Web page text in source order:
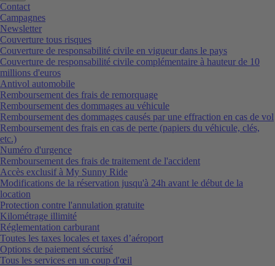
Contact
Campagnes
Newsletter
Couverture tous risques
Couverture de responsabilité civile en vigueur dans le pays
Couverture de responsabilité civile complémentaire à hauteur de 10
millions d'euros
Antivol automobile
Remboursement des frais de remorquage
Remboursement des dommages au véhicule
Remboursement des dommages causés par une effraction en cas de vol
Remboursement des frais en cas de perte (papiers du véhicule, clés,
etc.)
Numéro d'urgence
Remboursement des frais de traitement de l'accident
Accès exclusif à My Sunny Ride
Modifications de la réservation jusqu'à 24h avant le début de la
location
Protection contre l'annulation gratuite
Kilométrage illimité
Réglementation carburant
Toutes les taxes locales et taxes d’aéroport
Options de paiement sécurisé
Tous les services en un coup d'œil